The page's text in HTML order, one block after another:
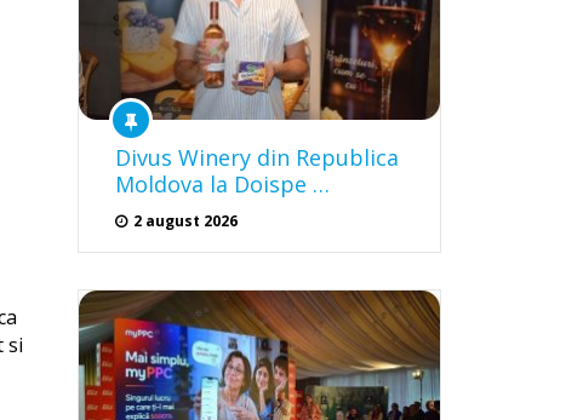
si
Divus Winery din Republica
Moldova la Doispe …
2 august 2026